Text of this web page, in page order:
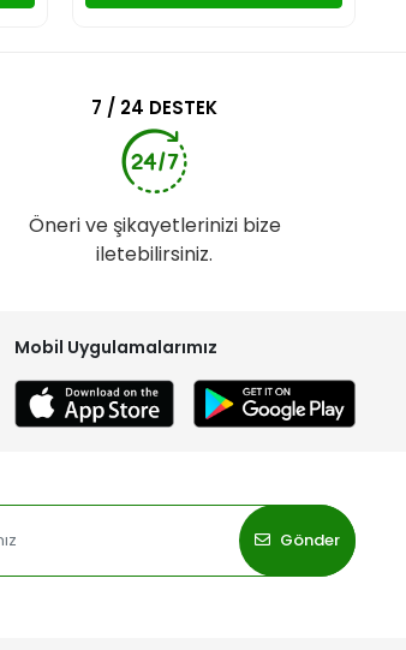
7 / 24 DESTEK
Öneri ve şikayetlerinizi bize
iletebilirsiniz.
Mobil Uygulamalarımız
Gönder